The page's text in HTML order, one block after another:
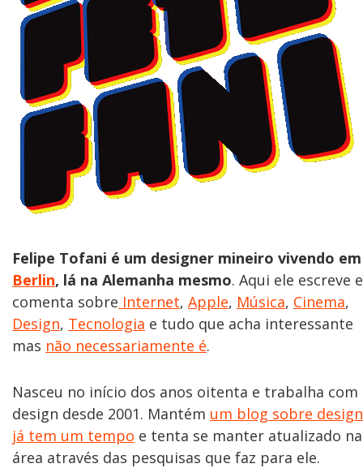
Felipe Tofani é um designer mineiro vivendo em
Berlin, lá na Alemanha mesmo. Aqui ele escreve e
comenta sobre Internet, Apple, Música, Cinema,
Design, Tecnologia e tudo que acha interessante
mas não necessariamente é.
Nasceu no início dos anos oitenta e trabalha com
design desde 2001. Mantém um blog sobre design
já tem um tempo e tenta se manter atualizado na
área através das pesquisas que faz para ele.